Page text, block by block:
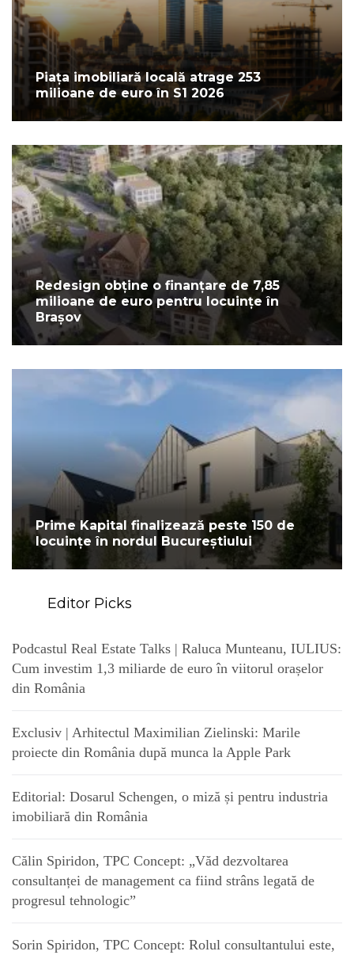
Piața imobiliară locală atrage 253
milioane de euro în S1 2026
Redesign obține o finanțare de 7,85
milioane de euro pentru locuințe în
Brașov
Prime Kapital finalizează peste 150 de
locuințe în nordul Bucureștiului
Editor Picks
Podcastul Real Estate Talks | Raluca Munteanu, IULIUS:
Cum investim 1,3 miliarde de euro în viitorul orașelor
din România
Exclusiv | Arhitectul Maximilian Zielinski: Marile
proiecte din România după munca la Apple Park
Editorial: Dosarul Schengen, o miză și pentru industria
imobiliară din România
Călin Spiridon, TPC Concept: „Văd dezvoltarea
consultanței de management ca fiind strâns legată de
progresul tehnologic”
Sorin Spiridon, TPC Concept: Rolul consultantului este,